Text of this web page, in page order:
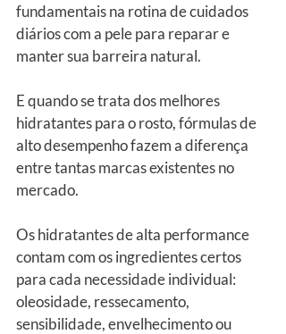
fundamentais na rotina de cuidados
diários com a pele para reparar e
manter sua barreira natural.
E quando se trata dos melhores
hidratantes para o rosto, fórmulas de
alto desempenho fazem a diferença
entre tantas marcas existentes no
mercado.
Os hidratantes de alta performance
contam com os ingredientes certos
para cada necessidade individual:
oleosidade, ressecamento,
sensibilidade, envelhecimento ou